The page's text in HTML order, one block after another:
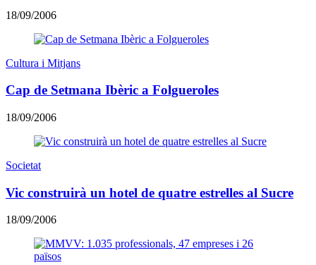
18/09/2006
Cultura i Mitjans
Cap de Setmana Ibèric a Folgueroles
18/09/2006
Societat
Vic construirà un hotel de quatre estrelles al Sucre
18/09/2006